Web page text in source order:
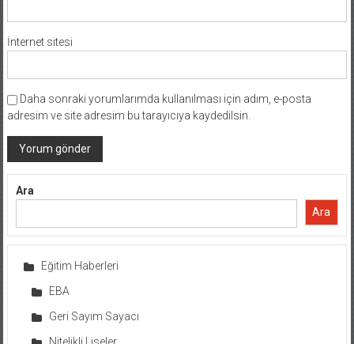
İnternet sitesi
Daha sonraki yorumlarımda kullanılması için adım, e-posta
adresim ve site adresim bu tarayıcıya kaydedilsin.
Ara
Ara
Eğitim Haberleri
EBA
Geri Sayım Sayacı